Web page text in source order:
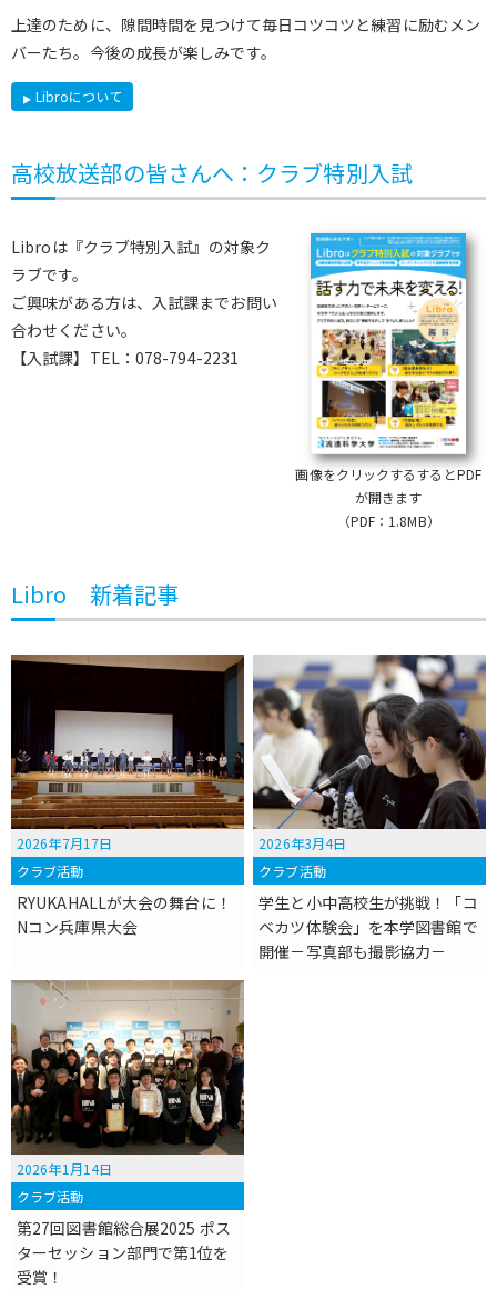
上達のために、隙間時間を見つけて毎日コツコツと練習に励むメン
バーたち。今後の成長が楽しみです。
Libroについて
高校放送部の皆さんへ：クラブ特別入試
Libroは『クラブ特別入試』の対象ク
ラブです。
ご興味がある方は、入試課までお問い
合わせください。
【入試課】TEL：078-794-2231
画像をクリックするするとPDF
が開きます
（PDF：1.8MB）
Libro 新着記事
2026年7月17日
クラブ活動
RYUKAHALLが大会の舞台に！
Nコン兵庫県大会
2026年3月4日
クラブ活動
学生と小中高校生が挑戦！「コ
ベカツ体験会」を本学図書館で
開催－写真部も撮影協力－
2026年1月14日
クラブ活動
第27回図書館総合展2025 ポス
ターセッション部門で第1位を
受賞！